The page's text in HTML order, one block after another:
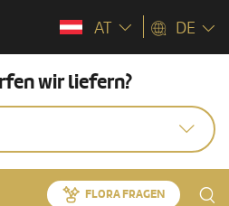
AT DE
wir liefern?
FLORA FRAGEN